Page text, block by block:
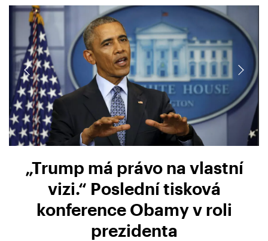
„Trump má právo na vlastní
vizi.“ Poslední tisková
konference Obamy v roli
prezidenta